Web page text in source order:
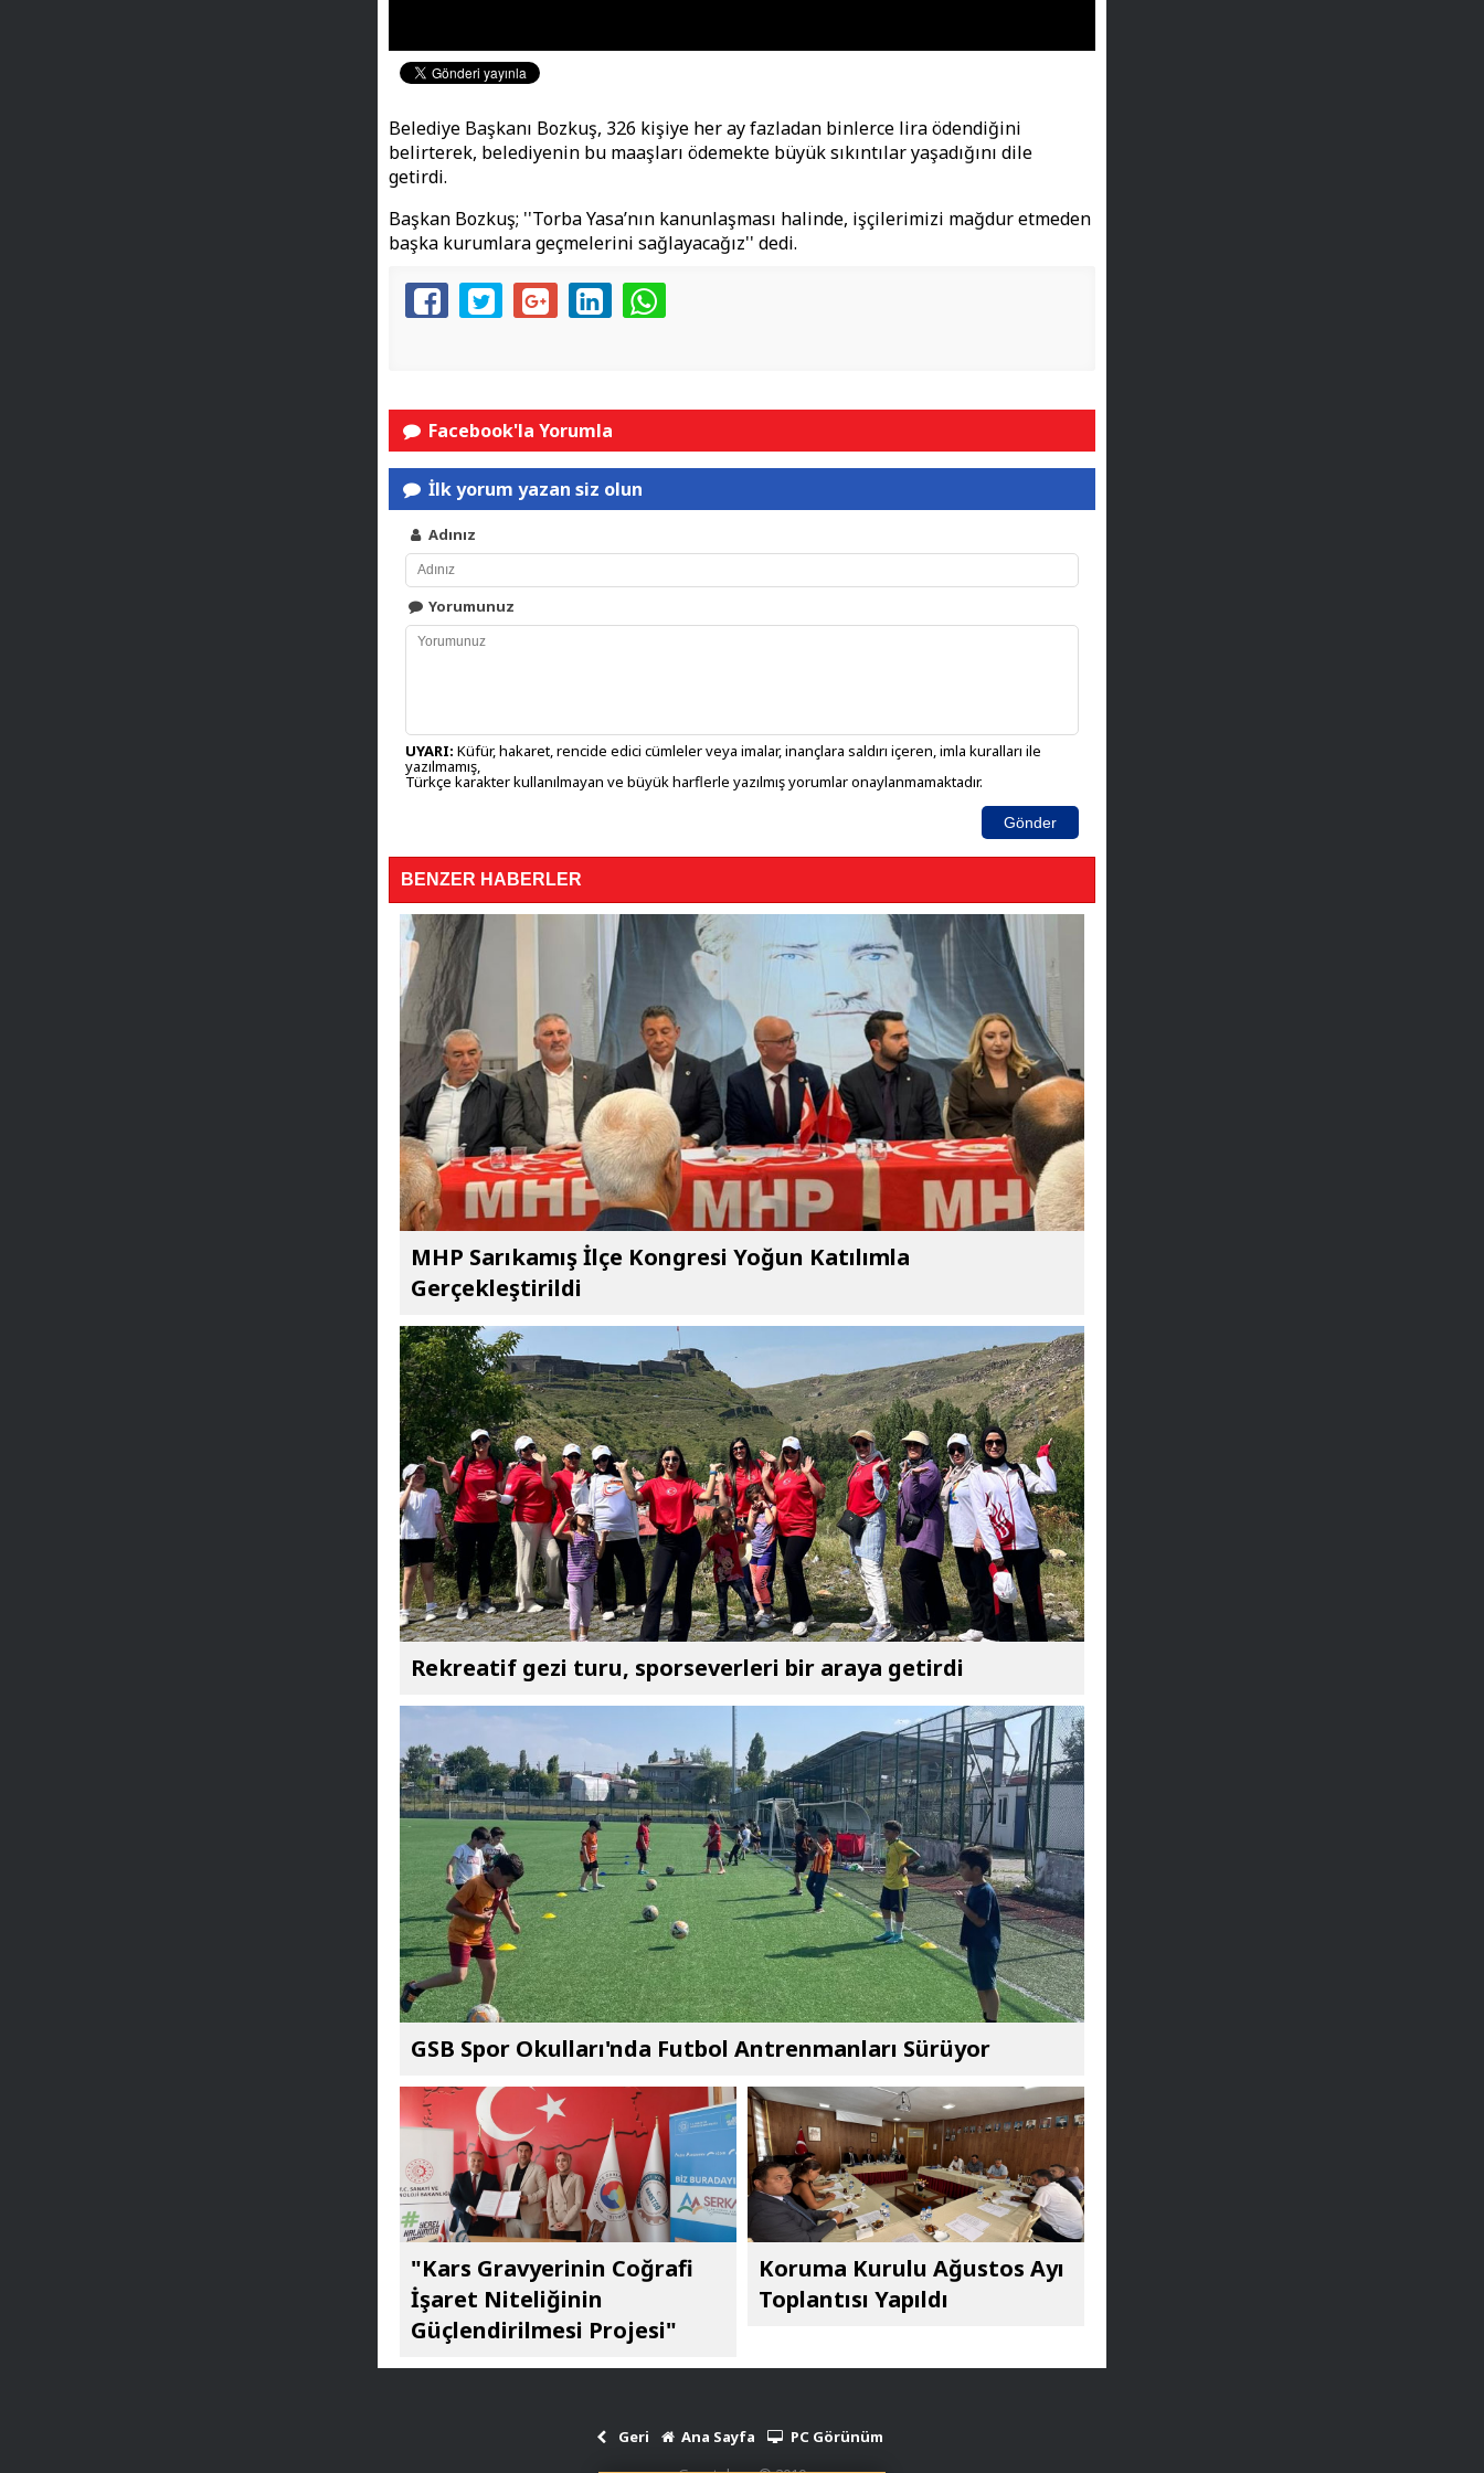
Belediye Başkanı Bozkuş, 326 kişiye her ay fazladan binlerce lira ödendiğini
belirterek, belediyenin bu maaşları ödemekte büyük sıkıntılar yaşadığını dile
getirdi.
Başkan Bozkuş; ''Torba Yasa’nın kanunlaşması halinde, işçilerimizi mağdur etmeden
başka kurumlara geçmelerini sağlayacağız'' dedi.
Facebook'la Yorumla
İlk yorum yazan siz olun
Adınız
Yorumunuz
UYARI: Küfür, hakaret, rencide edici cümleler veya imalar, inançlara saldırı içeren, imla kuralları ile
yazılmamış,
Türkçe karakter kullanılmayan ve büyük harflerle yazılmış yorumlar onaylanmamaktadır.
Gönder
BENZER HABERLER
MHP Sarıkamış İlçe Kongresi Yoğun Katılımla
Gerçekleştirildi
Rekreatif gezi turu, sporseverleri bir araya getirdi
GSB Spor Okulları'nda Futbol Antrenmanları Sürüyor
"Kars Gravyerinin Coğrafi
İşaret Niteliğinin
Güçlendirilmesi Projesi"
Koruma Kurulu Ağustos Ayı
Toplantısı Yapıldı
Geri Ana Sayfa
PC Görünüm